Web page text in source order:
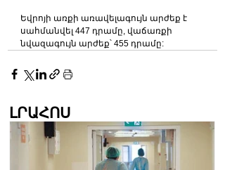
Եվրոյի առքի առավելագույն արժեք է
սահմանվել 447 դրամը, վաճառքի
նվազագույն արժեք՝ 455 դրամը:
ԼՐԱՀՈՍ